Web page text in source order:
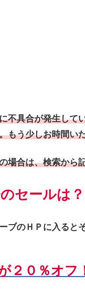
具合が発生して
もう少しお時間い
合は、検索から
セールは？
ブのＨＰに入る
２０％オフ